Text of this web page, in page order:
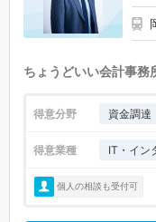
ちょうどいい会計事務
得意分野 資金調達
得意業種 IT・イン
個人の相談も受付可